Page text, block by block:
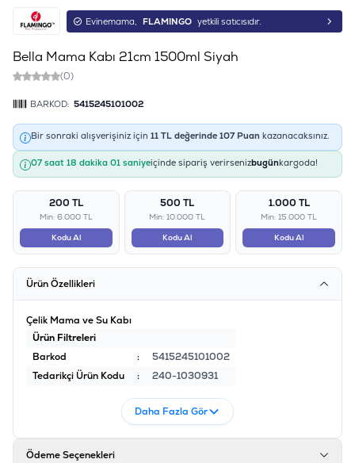
Evinemama, FLAMINGO yetkili satıcısıdır.
Bella Mama Kabı 21cm 1500ml Siyah
(0)
BARKOD: 5415245101002
Bir sonraki alışverişiniz için 11 TL değerinde 107Puan kazanacaksınız.
07 saat 18 dakika 01 saniyeiçinde sipariş verirsenizbugünkargoda!
200 TL
Min: 6.000 TL
Kodu Al
500 TL
Min: 10.000 TL
Kodu Al
1.000 TL
Min: 15.000 TL
Kodu Al
Ürün Özellikleri
Çelik Mama ve Su Kabı
Ürün Filtreleri
Barkod
:
5415245101002
Tedarikçi Ürün Kodu
: 240-1030931
Daha Fazla Gör
Ödeme Seçenekleri